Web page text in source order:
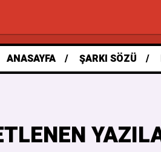
ANASAYFA ŞARKI SÖZÜ